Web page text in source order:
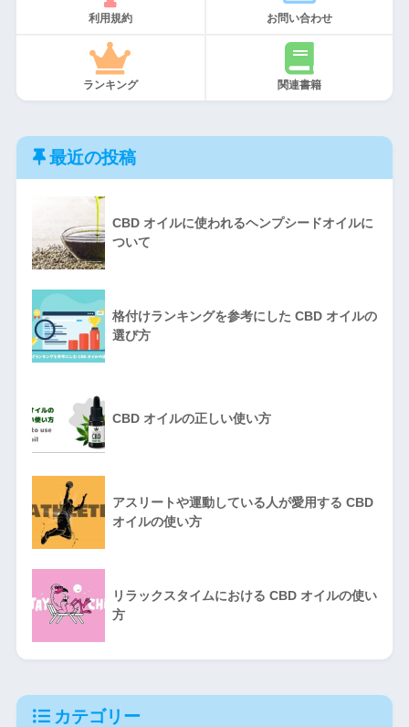
利用規約 お問い合わせ
ランキング 関連書籍
最近の投稿
CBD オイルに使われるヘンプシードオイルに
ついて
格付けランキングを参考にした CBD オイルの
選び方
CBD オイルの正しい使い方
アスリートや運動している人が愛用する CBD
オイルの使い方
リラックスタイムにおける CBD オイルの使い
方
カテゴリー